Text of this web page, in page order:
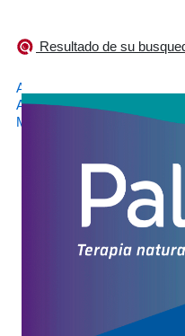
Resultado de su
ACEITE ESMERALDA
ATOMO ACEITE VERDE
MEDEX INHALADOR•